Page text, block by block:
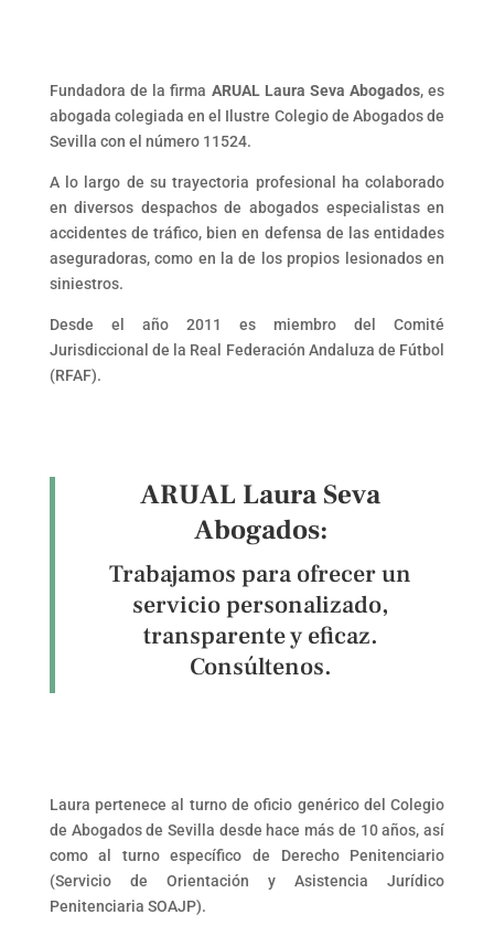
Fundadora de la firma ARUAL Laura Seva Abogados, es
abogada colegiada en el Ilustre Colegio de Abogados de
Sevilla con el número 11524.
A lo largo de su trayectoria profesional ha colaborado
en diversos despachos de abogados especialistas en
accidentes de tráfico, bien en defensa de las entidades
aseguradoras, como en la de los propios lesionados en
siniestros.
Desde el año 2011 es miembro del Comité
Jurisdiccional de la Real Federación Andaluza de Fútbol
(RFAF).
ARUAL Laura Seva
Abogados:
Trabajamos para ofrecer un
servicio personalizado,
transparente y eficaz.
Consúltenos.
Laura pertenece al turno de oficio genérico del Colegio
de Abogados de Sevilla desde hace más de 10 años, así
como al turno específico de Derecho Penitenciario
(Servicio de Orientación y Asistencia Jurídico
Penitenciaria SOAJP).